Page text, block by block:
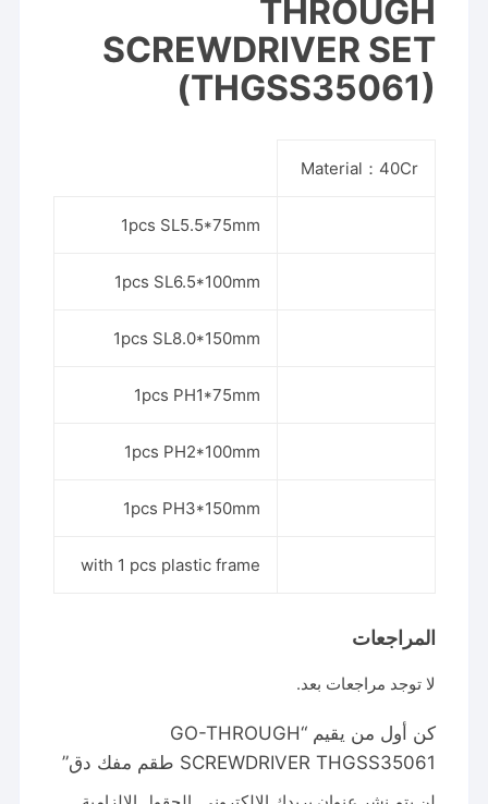
THROUGH
SCREWDRIVER SET
(THGSS35061)
Material：40Cr
1pcs SL5.5*75mm
1pcs SL6.5*100mm
1pcs SL8.0*150mm
1pcs PH1*75mm
1pcs PH2*100mm
1pcs PH3*150mm
with 1 pcs plastic frame
المراجعات
لا توجد مراجعات بعد.
كن أول من يقيم “GO-THROUGH
SCREWDRIVER THGSS35061 طقم مفك دق”